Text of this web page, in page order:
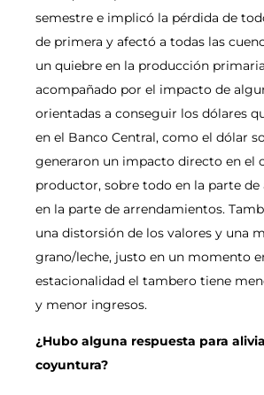
semestre e implicó la pérdida de
de primera y afectó a todas las
un quiebre en la producción
acompañado por el impacto de
orientadas a conseguir los dólares
en el Banco Central, como el dólar
generaron un impacto directo en el
productor, sobre todo en la parte
en la parte de arrendamientos.
una distorsión de los valores y una
grano/leche, justo en un momento
estacionalidad el tambero tiene
y menor ingresos.
¿Hubo alguna respuesta para
coyuntura?